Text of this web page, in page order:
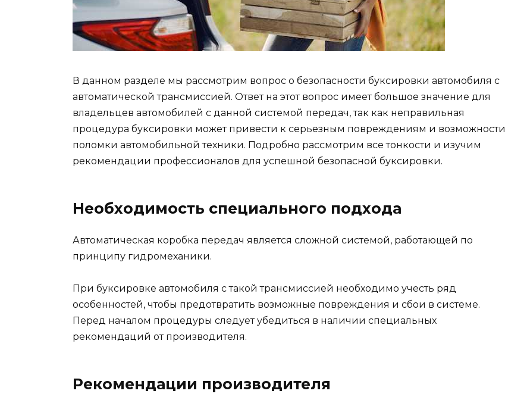
В данном разделе мы рассмотрим вопрос о безопасности буксировки автомобиля с
автоматической трансмиссией. Ответ на этот вопрос имеет большое значение для
владельцев автомобилей с данной системой передач, так как неправильная
процедура буксировки может привести к серьезным повреждениям и возможности
поломки автомобильной техники. Подробно рассмотрим все тонкости и изучим
рекомендации профессионалов для успешной безопасной буксировки.
Необходимость специального подхода
Автоматическая коробка передач является сложной системой, работающей по
принципу гидромеханики.
При буксировке автомобиля с такой трансмиссией необходимо учесть ряд
особенностей, чтобы предотвратить возможные повреждения и сбои в системе.
Перед началом процедуры следует убедиться в наличии специальных
рекомендаций от производителя.
Рекомендации производителя